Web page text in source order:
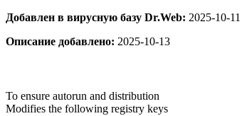
Добавлен в вирусную базу Dr.Web: 2025-10-11
Описание добавлено: 2025-10-13
To ensure autorun and distribution
Modifies the following registry keys